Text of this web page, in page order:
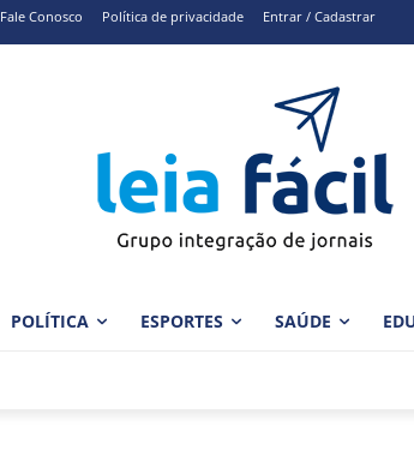
Fale Conosco Política de privacidade Entrar / Cadastrar
POLÍTICA ESPORTES SAÚDE